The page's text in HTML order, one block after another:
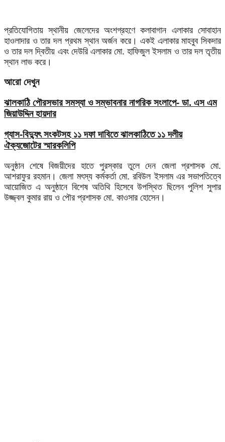
প্রতিযোগিতায় স্থানীয় জেলেদের অংশগ্রহণে কলাবাগান এলাকার সোবাহান
হাওলাদার ও তার দল প্রথম স্থান অর্জন করে। একই এলাকার মাহবুব সিকদার
ও তার দল দ্বিতীয় এবং দেউরি এলাকার মো. হাফিজুল ইসলাম ও তার দল তৃতীয়
স্থান লাভ করে।
আরো দেখুন
ঝালকাঠি পৌরসভার সমস্যা ও সম্ভাবনার নাগরিক সংলাপে- ডা. এস এম
জিয়াউদ্দিন হায়দার
গ্যাস-বিদ্যুৎ সংকটসহ ১১ দফা দাবিতে ঝালকাঠিতে ১১ দলীয়
ঐক্যজোটের স্মারকলিপি
অনুষ্ঠান শেষে বিজয়ীদের হাতে পুরস্কার তুলে দেন জেলা প্রশাসক মো.
আশরাফুর রহমান। জেলা মৎস্য কর্মকর্তা মো. রবিউল ইসলাম এর সভাপতিত্বে
আয়োজিত এ অনুষ্ঠানে বিশেষ অতিথি হিসেবে উপস্থিত ছিলেন পুলিশ সুপার
উজ্জ্বল কুমার রায় ও পৌর প্রশাসক মো. কাওসার হোসেন।